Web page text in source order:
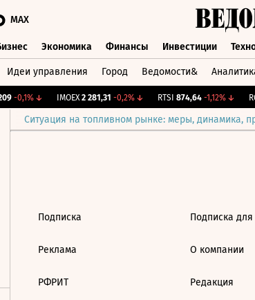
MAX
Экономика Финансы Инвестиции
Идеи управления Город Ведомости&
-0,1%↓ IMOEX 2 281,31 -0,2%↓ RTSI 874,64 -1,12%↓
Ситуация на топливном рынке: меры, динамика,
Подписка
Реклама
РФРИТ
Подписка
О компании
Редакция